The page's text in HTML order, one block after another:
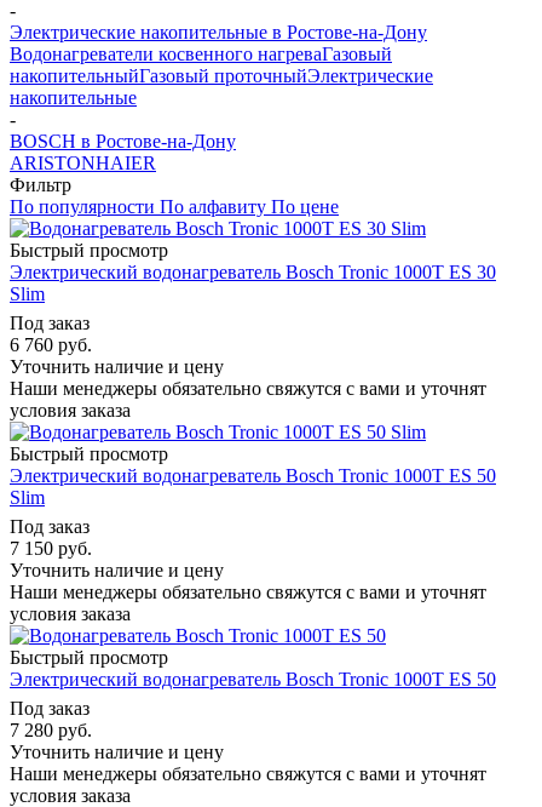
-
Электрические накопительные в Ростове-на-Дону
Водонагреватели косвенного нагреваГазовый
накопительныйГазовый проточныйЭлектрические
накопительные
-
BOSCH в Ростове-на-Дону
ARISTONHAIER
Фильтр
По популярности По алфавиту По цене
Быстрый просмотр
Электрический водонагреватель Bosch Tronic 1000T ES 30
Slim
Под заказ
6 760 руб.
Уточнить наличие и цену
Наши менеджеры обязательно свяжутся с вами и уточнят
условия заказа
Быстрый просмотр
Электрический водонагреватель Bosch Tronic 1000T ES 50
Slim
Под заказ
7 150 руб.
Уточнить наличие и цену
Наши менеджеры обязательно свяжутся с вами и уточнят
условия заказа
Быстрый просмотр
Электрический водонагреватель Bosch Tronic 1000T ES 50
Под заказ
7 280 руб.
Уточнить наличие и цену
Наши менеджеры обязательно свяжутся с вами и уточнят
условия заказа